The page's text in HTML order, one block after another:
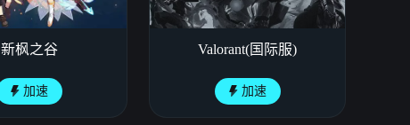
新枫之谷
加速
Valorant(国际服)
加速